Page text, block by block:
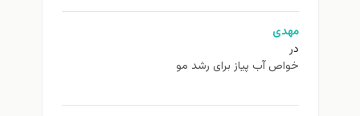
مهدی
در
خواص آب پیاز برای رشد مو